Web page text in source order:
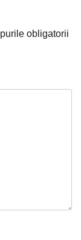
obligatorii